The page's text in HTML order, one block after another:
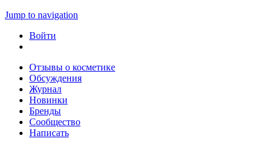
Jump to navigation
Войти
Отзывы о косметике
Обсуждения
Журнал
Новинки
Бренды
Сообщество
Написать